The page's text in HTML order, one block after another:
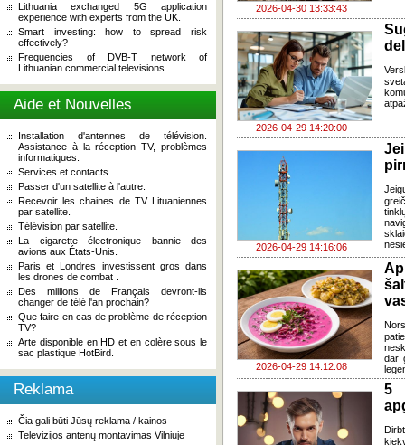
Lithuania exchanged 5G application
experience with experts from the UK.
Smart investing: how to spread risk
effectively?
Frequencies of DVB-T network of
Lithuanian commercial televisions.
Aide et Nouvelles
Installation d'antennes de télévision.
Assistance à la réception TV, problèmes
informatiques.
Services et contacts.
Passer d'un satellite à l'autre.
Recevoir les chaines de TV Lituaniennes
par satellite.
Télévision par satellite.
La cigarette électronique bannie des
avions aux États-Unis.
Paris et Londres investissent gros dans
les drones de combat .
Des millions de Français devront-ils
changer de télé l'an prochain?
Que faire en cas de problème de réception
TV?
Arte disponible en HD et en colère sous le
sac plastique HotBird.
Reklama
Čia gali būti Jūsų reklama / kainos
Televizijos antenų montavimas Vilniuje
2026-04-30 13:33:43
2026-04-29 14:20:00
2026-04-29 14:16:06
2026-04-29 14:12:08
dar
5